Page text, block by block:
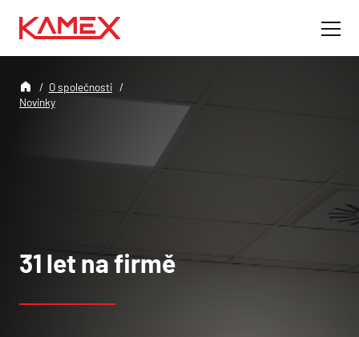
O společnosti
Novinky
31 let na firmě